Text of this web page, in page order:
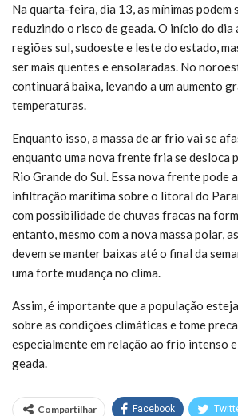
Na quarta-feira, dia 13, as mínimas podem
reduzindo o risco de geada. O início do dia
regiões sul, sudoeste e leste do estado,
ser mais quentes e ensolaradas. No
continuará baixa, levando a um aumento
temperaturas.
Enquanto isso, a massa de ar frio vai se
enquanto uma nova frente fria se desloca
Rio Grande do Sul. Essa nova frente pode
infiltração marítima sobre o litoral do
com possibilidade de chuvas fracas na
entanto, mesmo com a nova massa polar,
devem se manter baixas até o final da
uma forte mudança no clima.
Assim, é importante que a população
sobre as condições climáticas e tome
especialmente em relação ao frio intenso
geada.
Compartilhar Facebook